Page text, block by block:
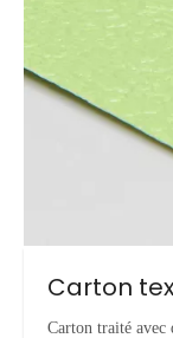
Carton
Carton traité avec